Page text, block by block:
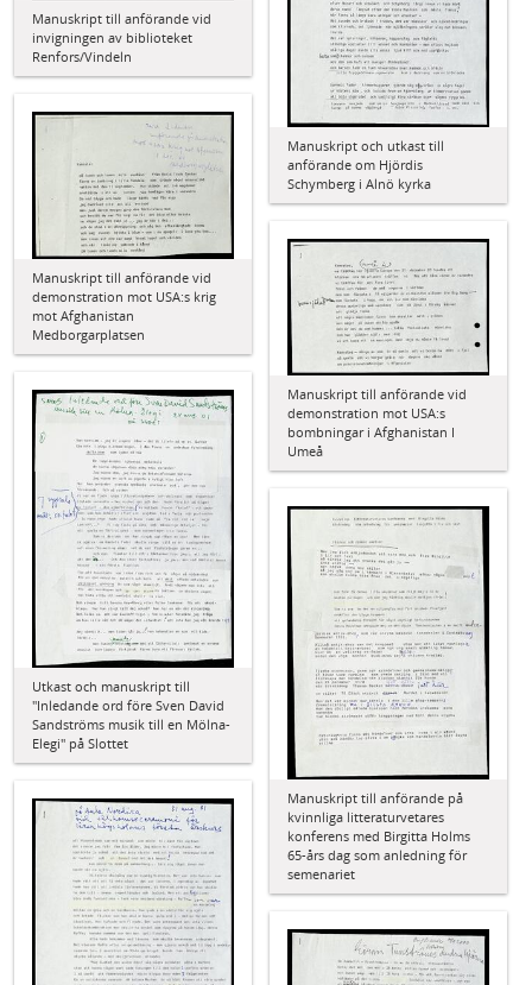
Manuskript till anförande vid
invigningen av biblioteket
Renfors/Vindeln
Manuskript och utkast till
anförande om Hjördis
Schymberg i Alnö kyrka
Manuskript till anförande vid
demonstration mot USA:s krig
mot Afghanistan
Medborgarplatsen
Manuskript till anförande vid
demonstration mot USA:s
bombningar i Afghanistan I
Umeå
Utkast och manuskript till
"Inledande ord före Sven David
Sandströms musik till en Mölna-
Elegi" på Slottet
Manuskript till anförande på
kvinnliga litteraturvetares
konferens med Birgitta Holms
65-års dag som anledning för
semenariet